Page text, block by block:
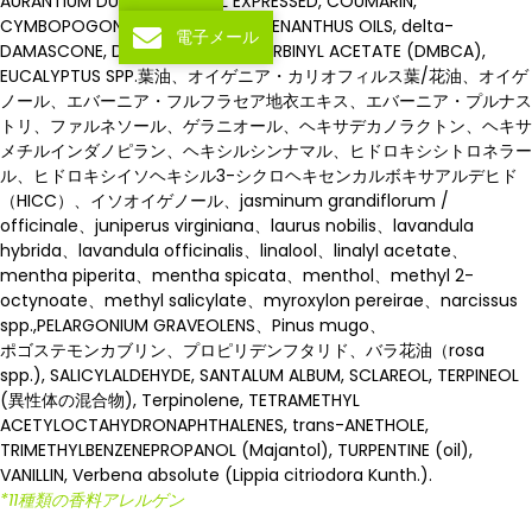
CYMBOPOGON CITRATUS / SCHOENANTHUS OILS, delta-
DAMASCONE, DIMETHYLBENZYL CARBINYL ACETATE (DMBCA),
EUCALYPTUS SPP.葉油、オイゲニア・カリオフィルス葉/花油、オイゲ
ノール、エバーニア・フルフラセア地衣エキス、エバーニア・プルナス
トリ、ファルネソール、ゲラニオール、ヘキサデカノラクトン、ヘキサ
メチルインダノピラン、ヘキシルシンナマル、ヒドロキシシトロネラー
ル、ヒドロキシイソヘキシル3-シクロヘキセンカルボキサアルデヒド
（HICC）、イソオイゲノール、jasminum grandiflorum /
officinale、juniperus virginiana、laurus nobilis、lavandula
hybrida、lavandula officinalis、linalool、linalyl acetate、
mentha piperita、mentha spicata、menthol、methyl 2-
octynoate、methyl salicylate、myroxylon pereirae、narcissus
spp.,PELARGONIUM GRAVEOLENS、Pinus mugo、
ポゴステモンカブリン、プロピリデンフタリド、バラ花油（rosa
spp.), SALICYLALDEHYDE, SANTALUM ALBUM, SCLAREOL, TERPINEOL
(異性体の混合物), Terpinolene, TETRAMETHYL
ACETYLOCTAHYDRONAPHTHALENES, trans-ANETHOLE,
TRIMETHYLBENZENEPROPANOL (Majantol), TURPENTINE (oil),
VANILLIN, Verbena absolute (Lippia citriodora Kunth.).
*11種類の香料アレルゲン
電子メール